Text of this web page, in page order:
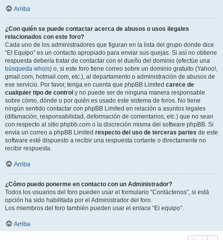
Arriba
¿Con quién se puede contactar acerca de abusos o usos ilegales
relacionados con este foro?
Cada uno de los administradores que figuran en la lista del grupo donde dice
“El Equipo” es un contacto apropiado para enviar sus quejas. Si así no obtiene
respuesta debería tratar de contactar con el dueño del dominio (efectúe una
búsqueda whois) o, si este foro tiene correo sobre un dominio gratuito (Yahoo!,
gmail.com, hotmail.com, etc.), al departamento o administración de abusos de
ese servicio. Por favor, tenga en cuenta que phpBB Limited carece de
cualquier tipo de control y no puede ser de ninguna manera responsable
sobre cómo, dónde o por quién es usado este sistema de foros. No tiene
ningún sentido contactar con phpBB Limited en relación a asuntos legales
(difamación, responsabilidad, deformación de comentarios, etc.) que no sean
con respecto al sitio phpbb.com o la discreción misma del software phpBB. Si
envia un correo a phpBB Limited respecto del uso de terceras partes de este
software esté dispuesto a recibir una respuesta cortante o directamente no
recibir respuesta.
Arriba
¿Cómo puedo ponerme en contacto con un Administrador?
Todos los usuarios del foro pueden usar el formulario “Contáctenos”, si está
opción ha sido habilitada por el Administrador del foro.
Los miembros del foro también pueden usar el enlace “El equipo”.
Arriba